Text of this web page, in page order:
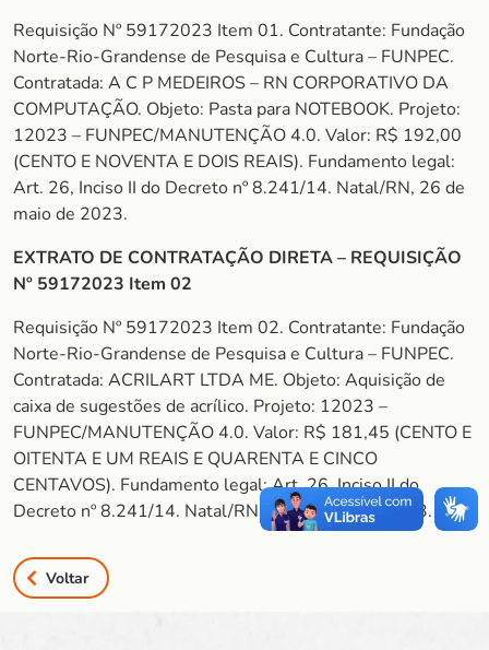
Requisição Nº 59172023 Item 01. Contratante: Fundação
Norte-Rio-Grandense de Pesquisa e Cultura – FUNPEC.
Contratada: A C P MEDEIROS – RN CORPORATIVO DA
COMPUTAÇÃO. Objeto: Pasta para NOTEBOOK. Projeto:
12023 – FUNPEC/MANUTENÇÃO 4.0. Valor: R$ 192,00
(CENTO E NOVENTA E DOIS REAIS). Fundamento legal:
Art. 26, Inciso II do Decreto nº 8.241/14. Natal/RN, 26 de
maio de 2023.
EXTRATO DE CONTRATAÇÃO DIRETA – REQUISIÇÃO
Nº 59172023 Item 02
Requisição Nº 59172023 Item 02. Contratante: Fundação
Norte-Rio-Grandense de Pesquisa e Cultura – FUNPEC.
Contratada: ACRILART LTDA ME. Objeto: Aquisição de
caixa de sugestões de acrílico. Projeto: 12023 –
FUNPEC/MANUTENÇÃO 4.0. Valor: R$ 181,45 (CENTO E
OITENTA E UM REAIS E QUARENTA E CINCO
CENTAVOS). Fundamento legal: Art. 26, Inciso II do
Decreto nº 8.241/14. Natal/RN, 26 de maio de 2023.
Voltar